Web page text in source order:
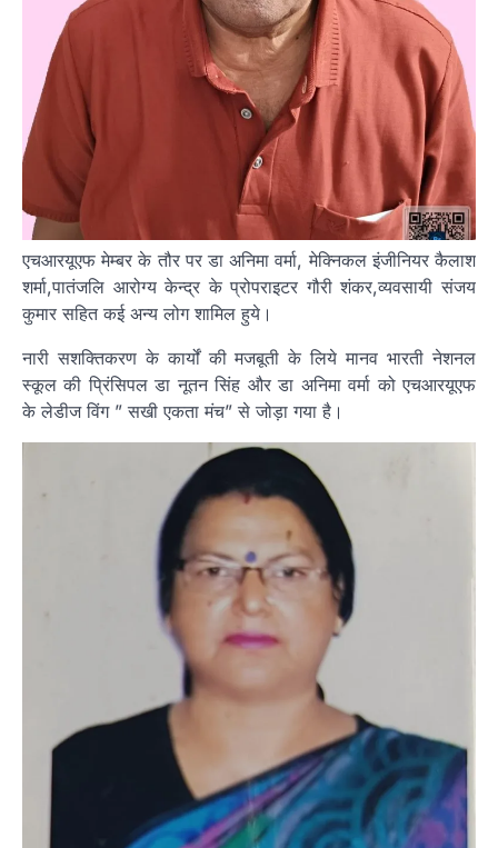
एचआरयूएफ मेम्बर के तौर पर डा अनिमा वर्मा, मेक्निकल इंजीनियर कैलाश
शर्मा,पातंजलि आरोग्य केन्द्र के प्रोपराइटर गौरी शंकर,व्यवसायी संजय
कुमार सहित कई अन्य लोग शामिल हुये।
नारी सशक्तिकरण के कार्यों की मजबूती के लिये मानव भारती नेशनल
स्कूल की प्रिंसिपल डा नूतन सिंह और डा अनिमा वर्मा को एचआरयूएफ
के लेडीज विंग ” सखी एकता मंच” से जोड़ा गया है।